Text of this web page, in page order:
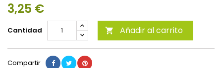
3,25 €
Cantidad  Añadir al carrito
Compartir